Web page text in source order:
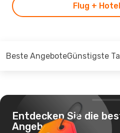
Flug +
Beste AngeboteGünstigste
Entdecken Sie die
Angebote